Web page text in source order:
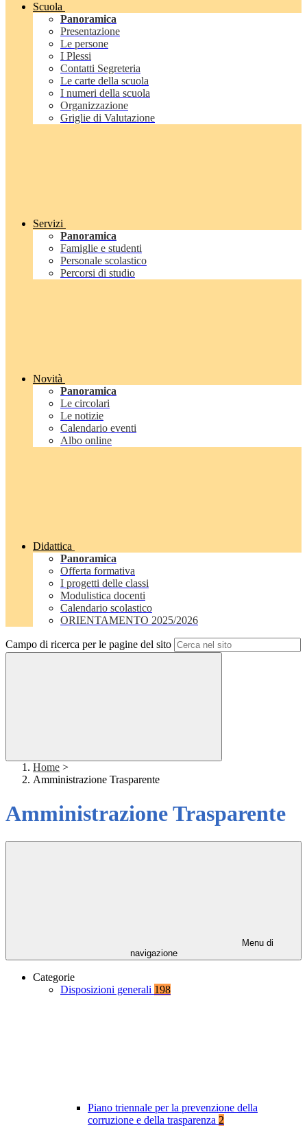
Scuola
Panoramica
Presentazione
Le persone
I Plessi
Contatti Segreteria
Le carte della scuola
I numeri della scuola
Organizzazione
Griglie di Valutazione
Servizi
Panoramica
Famiglie e studenti
Personale scolastico
Percorsi di studio
Novità
Panoramica
Le circolari
Le notizie
Calendario eventi
Albo online
Didattica
Panoramica
Offerta formativa
I progetti delle classi
Modulistica docenti
Calendario scolastico
ORIENTAMENTO 2025/2026
Campo di ricerca per le pagine del sito
Home >
Amministrazione Trasparente
Amministrazione Trasparente
Menu di
navigazione
Categorie
Disposizioni generali 198
Piano triennale per la prevenzione della
corruzione e della trasparenza 2